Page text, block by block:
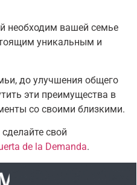
необходим вашей семье
уникальным и
до улучшения общего
эти преимущества в
со своими близкими.
свой
de la Demanda.